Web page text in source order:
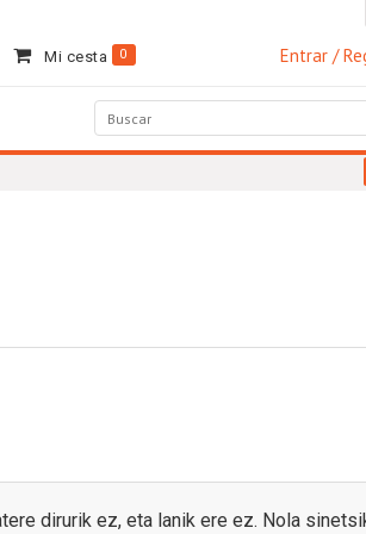
Mi cesta 0 Entrar /
dirurik ez, eta lanik ere ez. Nola